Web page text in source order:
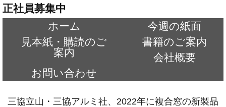
正社員募集中
ホーム
今週の紙面
見本紙・購読のご
案内
書籍のご案内
会社概要
お問い合わせ
三協立山・三協アルミ社、2022年に複合窓の新製品